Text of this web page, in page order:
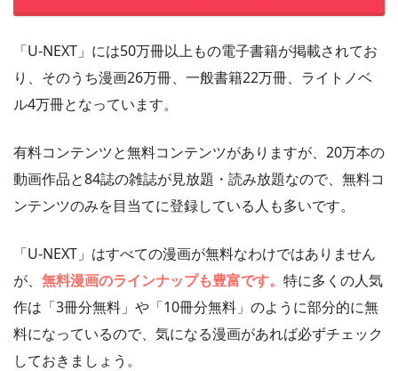
「U-NEXT」には50万冊以上もの電子書籍が掲載されてお
り、そのうち漫画26万冊、一般書籍22万冊、ライトノベ
ル4万冊となっています。
有料コンテンツと無料コンテンツがありますが、20万本の
動画作品と84誌の雑誌が見放題・読み放題なので、無料コ
ンテンツのみを目当てに登録している人も多いです。
「U-NEXT」はすべての漫画が無料なわけではありません
が、 無料漫画のラインナップも豊富です。 特に多くの人気
作は「3冊分無料」や「10冊分無料」のように部分的に無
料になっているので、気になる漫画があれば必ずチェック
しておきましょう。